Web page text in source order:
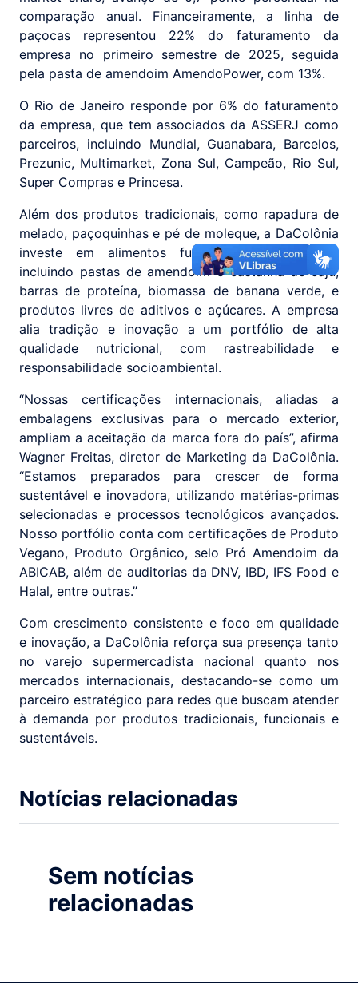
comparação anual. Financeiramente, a linha de
paçocas representou 22% do faturamento da
empresa no primeiro semestre de 2025, seguida
pela pasta de amendoim AmendoPower, com 13%.
O Rio de Janeiro responde por 6% do faturamento
da empresa, que tem associados da ASSERJ como
parceiros, incluindo Mundial, Guanabara, Barcelos,
Prezunic, Multimarket, Zona Sul, Campeão, Rio Sul,
Super Compras e Princesa.
Além dos produtos tradicionais, como rapadura de
melado, paçoquinhas e pé de moleque, a DaColônia
investe em alimentos funcionais e saudáveis,
incluindo pastas de amendoim e castanha-de-caju,
barras de proteína, biomassa de banana verde, e
produtos livres de aditivos e açúcares. A empresa
alia tradição e inovação a um portfólio de alta
qualidade nutricional, com rastreabilidade e
responsabilidade socioambiental.
“Nossas certificações internacionais, aliadas a
embalagens exclusivas para o mercado exterior,
ampliam a aceitação da marca fora do país”, afirma
Wagner Freitas, diretor de Marketing da DaColônia.
“Estamos preparados para crescer de forma
sustentável e inovadora, utilizando matérias-primas
selecionadas e processos tecnológicos avançados.
Nosso portfólio conta com certificações de Produto
Vegano, Produto Orgânico, selo Pró Amendoim da
ABICAB, além de auditorias da DNV, IBD, IFS Food e
Halal, entre outras.”
Com crescimento consistente e foco em qualidade
e inovação, a DaColônia reforça sua presença tanto
no varejo supermercadista nacional quanto nos
mercados internacionais, destacando-se como um
parceiro estratégico para redes que buscam atender
à demanda por produtos tradicionais, funcionais e
sustentáveis.
Notícias relacionadas
Sem notícias
relacionadas